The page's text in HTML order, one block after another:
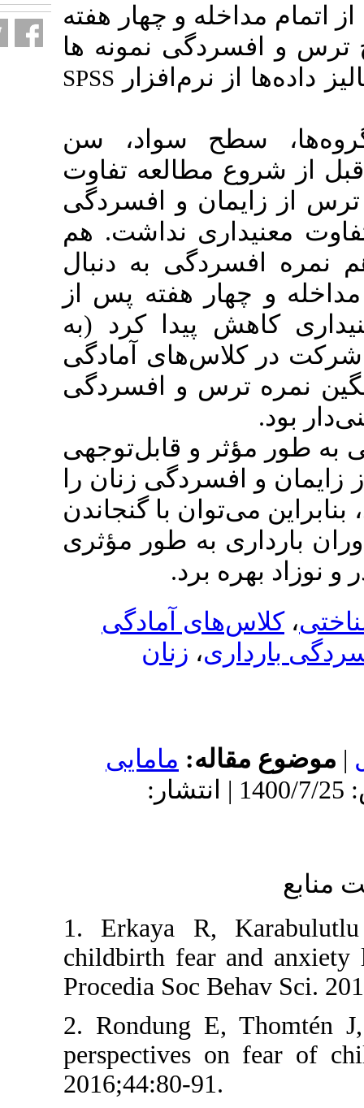
و چهار هفته
نمونه­ ها
SPSS
سواد، سن
تفاوت
و افسردگی
نداشت. هم
به دنبال
هفته پس از
کرد (به
آمادگی
و افسردگی
و قابل‌توجهی
زنان را
با گنجاندن
به طور مؤثری
برد.
آمادگی
،زنان
مامایی
5/29 | پذیرش: 1400/7/25 | انتشار:
1. Erkaya
childbirth fear
Procedia Soc
2. Rondung
perspectives
2016;44:80-91.